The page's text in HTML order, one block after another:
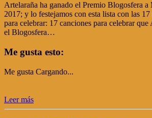
Artelaraña ha ganado el Premio Blogosfera
2017; y lo festejamos con esta lista con las
para celebrar: 17 canciones para celebrar que
el Blogosfera…
Me gusta esto:
Me gusta Cargando...
Leer más